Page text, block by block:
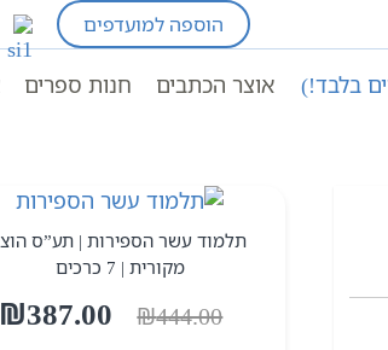
הוספה למועדפים
בלבד!) אוצר הכתבים חנות ספרים
רבי יהודה ליב אשלג
תלמוד עשר הספירות | תע”ס
מקורית | 7 כרכים
₪444.00
המחיר
המקורי
₪387.00